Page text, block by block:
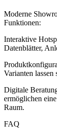
Moderne
Funktionen:
Interaktive
Datenblätter,
Varianten
Digitale
ermöglichen
Raum.
FAQ